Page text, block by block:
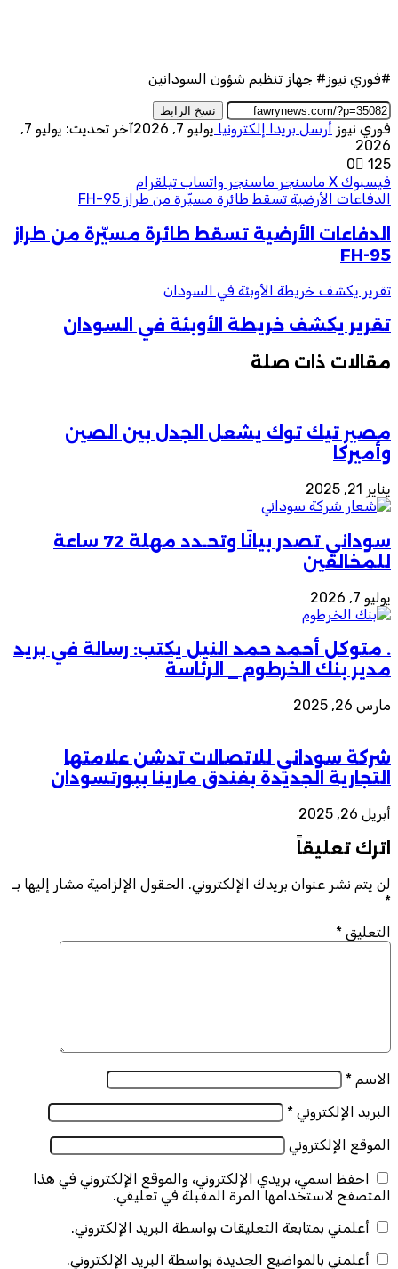
#فوري نيوز# جهاز تنظيم شؤون السودانين
نسخ الرابط
فوري نيوز أرسل بريدا إلكترونيا يوليو 7, 2026
آخر تحديث: يوليو 7,
2026
0
125
فيسبوك ‫X ماسنجر ماسنجر واتساب تيلقرام
الدفاعات الأرضية تسقط طائرة مسيّرة من طراز FH-95
الدفاعات الأرضية تسقط طائرة مسيّرة من طراز
FH-95
تقرير يكشف خريطة الأوبئة في السودان
تقرير يكشف خريطة الأوبئة في السودان
مقالات ذات صلة
مصير تيك توك يشعل الجدل بين الصين
وأميركا
يناير 21, 2025
سوداني تصدر بيانًا وتحـدد مهلة 72 ساعة
للمخالفين
يوليو 7, 2026
. متوكل أحمد حمد النيل يكتب: رسالة في بريد
مدير بنك الخرطوم _ الرئاسة
مارس 26, 2025
شركة سوداني للاتصالات تدشن علامتها
التجارية الجديدة بفندق مارينا ببورتسودان
أبريل 26, 2025
اترك تعليقاً
لن يتم نشر عنوان بريدك الإلكتروني. الحقول الإلزامية مشار إليها بـ
*
التعليق *
الاسم *
البريد الإلكتروني *
الموقع الإلكتروني
احفظ اسمي، بريدي الإلكتروني، والموقع الإلكتروني في هذا
المتصفح لاستخدامها المرة المقبلة في تعليقي.
أعلمني بمتابعة التعليقات بواسطة البريد الإلكتروني.
أعلمني بالمواضيع الجديدة بواسطة البريد الإلكتروني.